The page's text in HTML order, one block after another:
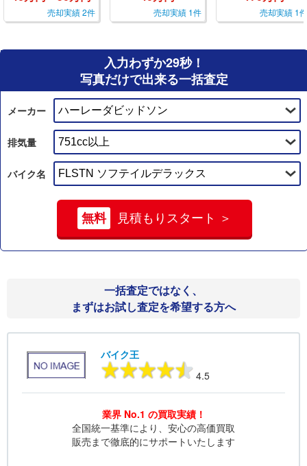
売却実績 2件 売却実績 1件 売却実績 1件
入力わずか29秒！
写真だけで出来る一括査定
メーカー
排気量
バイク名
無料 見積もりスタート ＞
一括査定ではなく、
まずはお試し査定を希望する方へ
バイク王
4.5
業界 No.1 の買取実績！
全国統一基準により、安心の高価買取
販売まで徹底的にサポートいたします